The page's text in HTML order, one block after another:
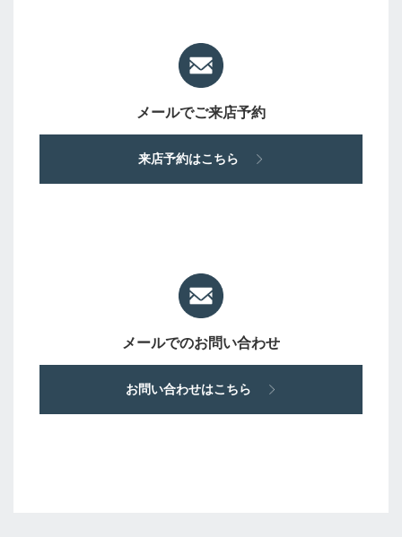
メールでご来店予約
来店予約はこちら
メールでのお問い合わせ
お問い合わせはこちら